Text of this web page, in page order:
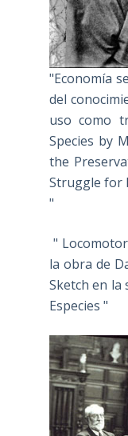
"Economía
del
uso como
Species by
the
Struggle for
"
"
la obra de
Sketch en la
Especies "